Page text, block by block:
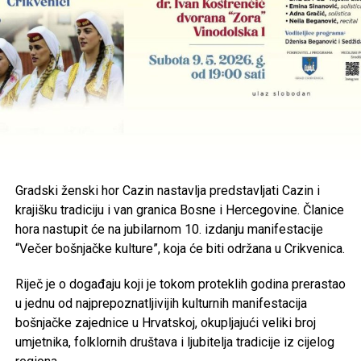
prekršaja. Za takve prekršaje propisane su kazne od 200
do 400 KM.
Nadležni poručuju da je cilj izmjena povećanje sigurnosti na
cestama i smanjenje broja teških saobraćajnih nesreća
izazvanih neodgovornim ponašanjem vozača.
Mail
Objavama jeste to da grijesi i neposlušnost prema Allahu
dž.š., ne donose ništa dobro; grijesi su ti koji su razlog
nastanku zla i svih vidova nesreća, kao što Allah dž.š.,
kaže: „Zbog onoga što ljudi rade, pojavio se metež i na
kopnu i na moru, da im On dâ da iskuse kaznu zbog onoga
što rade, ne bi li se popravili.“ (el-Rum, 41.); „Kakva god vas
bijeda i nesreća zadesi, to je zbog grijeha koje ste zaradili,
a On mnoge i oprosti.” (el-Šura, 30.)
Grijesi lišavaju čovjeka pravilnog shvatanja i znanja,
Gradski ženski hor Cazinnastavlja predstavljati Cazini
krajišku tradiciju i van granica Bosne i Hercegovine. Članice
hora nastupit će na jubilarnom 10. izdanju manifestacije
“Večer bošnjačke kulture”, koja će biti održana u Crikvenica.
Riječ je o događaju koji je tokom proteklih godina prerastao
u jednu od najprepoznatljivijih kulturnih manifestacija
bošnjačke zajednice u Hrvatskoj, okupljajući veliki broj
umjetnika, folklornih društava i ljubitelja tradicije iz cijelog